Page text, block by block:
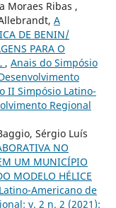
Moraes Ribas ,
A
DE BENIN/
PARA O
, Anais do Simpósio
II Simpósio Latino-
Regional
Sérgio Luís
NO
UM MUNICÍPIO
MODELO HÉLICE
Americano de
v. 2 n. 2 (2021):